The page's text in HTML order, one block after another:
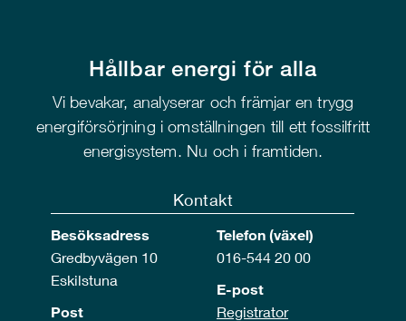
Hållbar energi för alla
Vi bevakar, analyserar och främjar en trygg
energiförsörjning i omställningen till ett fossilfritt
energisystem. Nu och i framtiden.
Kontakt
Besöksadress
Gredbyvägen 10
Eskilstuna
Post
Telefon (växel)
016-544 20 00
E-post
Registrator